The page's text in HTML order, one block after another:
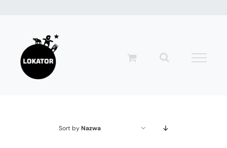
zawartości
Sort byNazwa